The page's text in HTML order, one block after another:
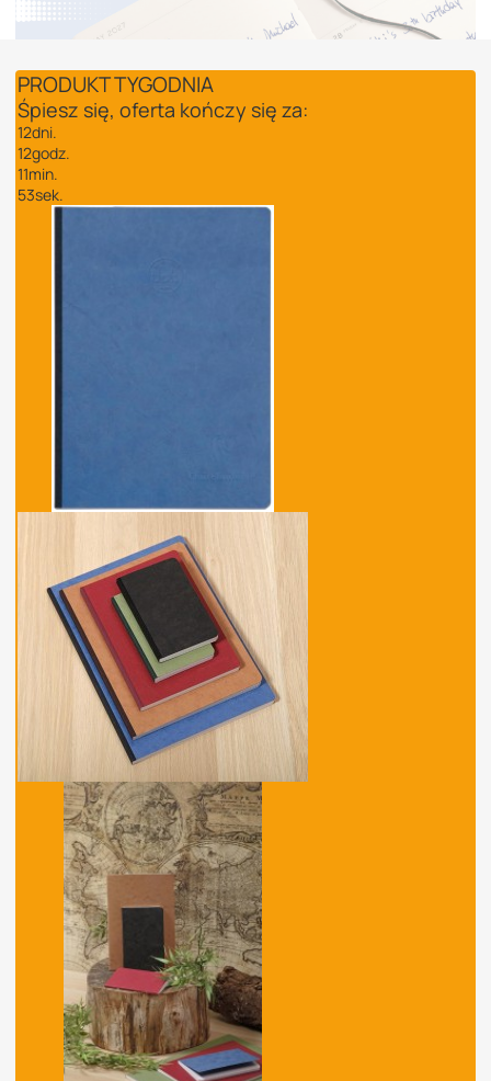
PRODUKT TYGODNIA
Śpiesz się, oferta kończy się za:
12dni.
12godz.
11min.
53sek.